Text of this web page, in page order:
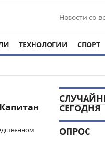
Новости со
ТЕХНОЛОГИИ СПОРТ
СЕГОДНЯ
ОПРОС